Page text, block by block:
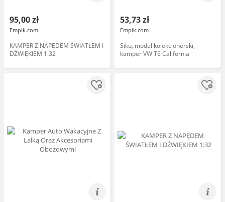
95,00 zł
Empik.com
KAMPER Z NAPĘDEM ŚWIATŁEM I
DŹWIĘKIEM 1:32
53,73 zł
Empik.com
Siku, model kolekcjonerski,
kamper VW T6 California